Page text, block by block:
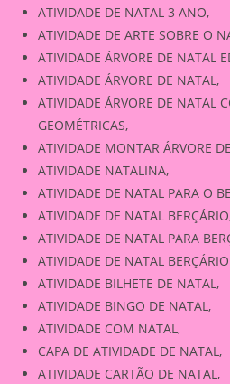
ATIVIDADE DE NATAL 3 ANO,
ATIVIDADE DE ARTE SOBRE O
ATIVIDADE ÁRVORE DE NATAL
ATIVIDADE ÁRVORE DE NATAL,
ATIVIDADE ÁRVORE DE NATAL
GEOMÉTRICAS,
ATIVIDADE MONTAR ÁRVORE
ATIVIDADE NATALINA,
ATIVIDADE DE NATAL PARA O
ATIVIDADE DE NATAL
ATIVIDADE DE NATAL PARA
ATIVIDADE DE NATAL
ATIVIDADE BILHETE DE NATAL,
ATIVIDADE BINGO DE NATAL,
ATIVIDADE COM NATAL,
CAPA DE ATIVIDADE DE NATAL,
ATIVIDADE CARTÃO DE NATAL,